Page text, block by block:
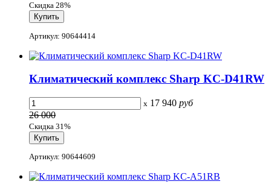
Скидка 28%
Артикул: 90644414
Климатический комплекс Sharp KC-D41RW
x 17 940 руб
26 000
Скидка 31%
Артикул: 90644609